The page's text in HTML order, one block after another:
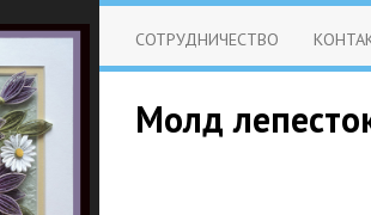
СОТРУДНИЧЕСТВО
Молд